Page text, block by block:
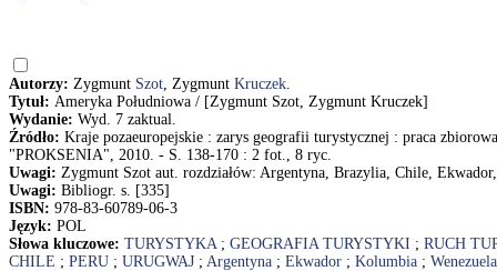
Autorzy: Zygmunt Szot, Zygmunt Kruczek.
Tytuł: Ameryka Południowa / [Zygmunt Szot, Zygmunt Kruczek]
Wydanie: Wyd. 7 zaktual.
Źródło: Kraje pozaeuropejskie : zarys geografii turystycznej : praca
"PROKSENIA", 2010. - S. 138-170 : 2 fot., 8 ryc.
Uwagi: Zygmunt Szot aut. rozdziałów: Argentyna, Brazylia, Chile,
Uwagi: Bibliogr. s. [335]
ISBN: 978-83-60789-06-3
Język: POL
Słowa kluczowe: TURYSTYKA; GEOGRAFIA TURYSTYKI ; RUCH
CHILE ; PERU ; URUGWAJ ; Argentyna ; Ekwador ; Kolumbia ; Wenezuela